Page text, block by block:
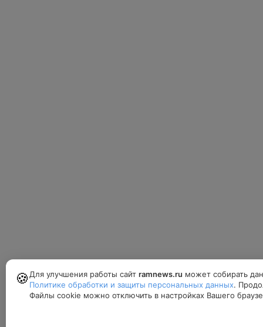
🍪 Для улучшения работы сайт ramnews.ru может собирать
Политике обработки и защиты персональных данных.
Файлы cookie можно отключить в настройках Вашего